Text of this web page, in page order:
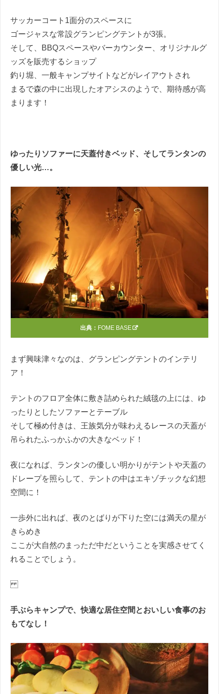
サッカーコート1面分のスペースに
ゴージャスな常設グランピングテントが3張。
そして、BBQスペースやバーカウンター、オリジナルグ
ッズを販売するショップ
釣り堀、一般キャンプサイトなどがレイアウトされ
まるで森の中に出現したオアシスのようで、期待感が高
まります！
ゆったりソファーに天蓋付きベッド、そしてランタンの
優しい光…。
出典： FOME BASE
まず興味津々なのは、グランピングテントのインテリ
ア！
テントのフロア全体に敷き詰められた絨毯の上には、ゆ
ったりとしたソファーとテーブル
そして極め付きは、王族気分が味わえるレースの天蓋が
吊られたふっかふかの大きなベッド！
夜になれば、ランタンの優しい明かりがテントや天蓋の
ドレープを照らして、テントの中はエキゾチックな幻想
空間に！
一歩外に出れば、夜のとばりが下りた空には満天の星が
きらめき
ここが大自然のまっただ中だということを実感させてく
れることでしょう。
手ぶらキャンプで、快適な居住空間とおいしい食事のお
もてなし！